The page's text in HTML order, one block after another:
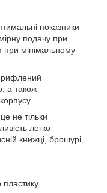
показники
подачу при
при мінімальному
рифлений
а також
не тільки
легко
книжці, брошурі
пластику